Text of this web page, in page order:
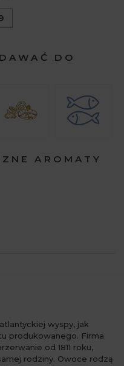
DO
AROMATY
wyspy, jak
produkowanego. Firma
od 1811 roku,
rodziny. Owoce rodzą